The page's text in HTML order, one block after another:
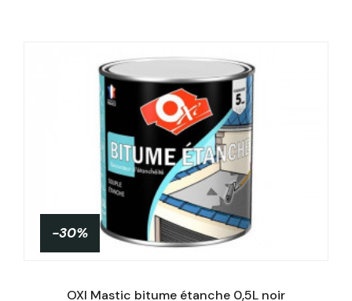
-30%
OXI Mastic bitume étanche 0,5L noir